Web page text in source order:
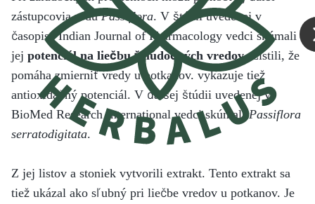
zástupcovia roduPassiflora. V štúdii uvedenej v
časopise Indian Journal of Pharmacology vedci skúmali
jej potenciál na liečbu žalúdočných vredov. Zistili, že
pomáha zmierniť vredy u potkanov. vykazuje tiež
antioxidačný potenciál. V ďalšej štúdii uvedenej v
BioMed Research International vedci skúmaliPassiflora
serratodigitata.
Z jej listov a stoniek vytvorili extrakt. Tento extrakt sa
tiež ukázal ako sľubný pri liečbe vredov u potkanov. Je